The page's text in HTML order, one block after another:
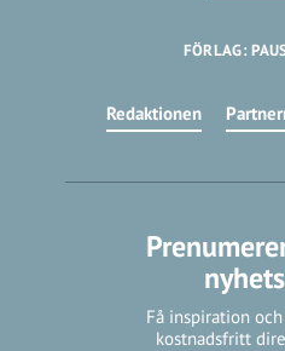
FÖRLAG:
Redaktionen
Få inspiration
kostnadsfritt